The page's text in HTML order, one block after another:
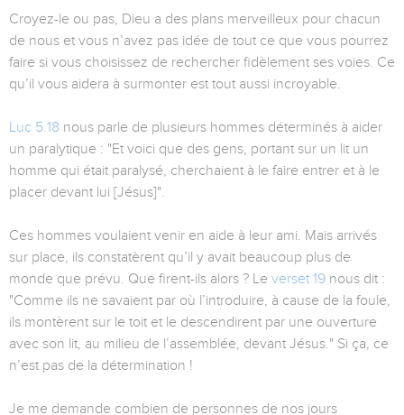
Croyez-le ou pas, Dieu a des plans merveilleux pour chacun
de nous et vous n’avez pas idée de tout ce que vous pourrez
faire si vous choisissez de rechercher fidèlement ses voies. Ce
qu’il vous aidera à surmonter est tout aussi incroyable.
Luc 5.18 nous parle de plusieurs hommes déterminés à aider
un paralytique : "Et voici que des gens, portant sur un lit un
homme qui était paralysé, cherchaient à le faire entrer et à le
placer devant lui [Jésus]".
Ces hommes voulaient venir en aide à leur ami. Mais arrivés
sur place, ils constatèrent qu’il y avait beaucoup plus de
monde que prévu. Que firent-ils alors ? Le verset 19 nous dit :
"Comme ils ne savaient par où l’introduire, à cause de la foule,
ils montèrent sur le toit et le descendirent par une ouverture
avec son lit, au milieu de l’assemblée, devant Jésus." Si ça, ce
n’est pas de la détermination !
Je me demande combien de personnes de nos jours